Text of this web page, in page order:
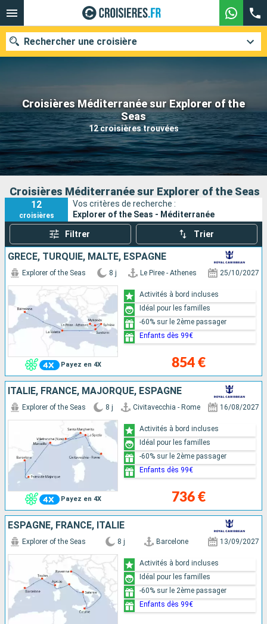
Croisières Méditerranée sur Explorer of the
Seas
12 croisières trouvées
Rechercher une croisière
Nos destinations
Mois de départ
Ports Compagnies
Rechercher
Croisières Méditerranée sur Explorer of the Seas
12
croisières
Vos critères de recherche :
Explorer of the Seas - Méditerranée
Filtrer Trier
GRÈCE, TURQUIE, MALTE, ESPAGNE
Payez en 4X
Explorer of the Seas 8 j Le Piree - Athenes 25/10/2027
854 €
Activités à bord incluses
Idéal pour les familles
-60% sur le 2ème passager
Enfants dès 99€
ITALIE, FRANCE, MAJORQUE, ESPAGNE
Payez en 4X
Explorer of the Seas 8 j Civitavecchia - Rome 16/08/2027
736 €
Activités à bord incluses
Idéal pour les familles
-60% sur le 2ème passager
Enfants dès 99€
ESPAGNE, FRANCE, ITALIE
Explorer of the Seas 8 j Barcelone 13/09/2027
Activités à bord incluses
Idéal pour les familles
-60% sur le 2ème passager
Enfants dès 99€